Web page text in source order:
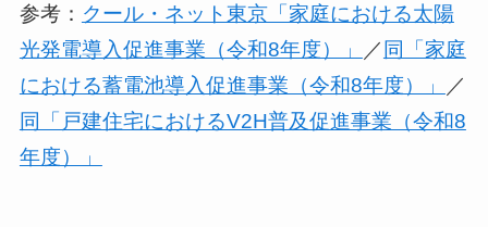
参考： クール・ネット東京「家庭における太陽
光発電導入促進事業（令和8年度）」
／ 同「家庭
における蓄電池導入促進事業（令和8年度）」
／
同「戸建住宅におけるV2H普及促進事業（令和8
年度）」